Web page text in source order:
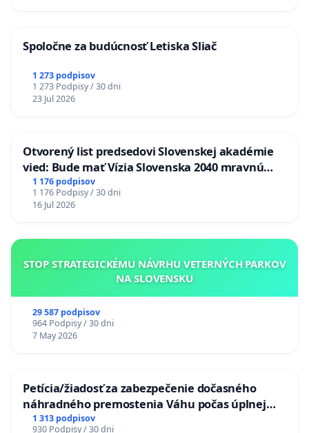
Spoločne za budúcnosť Letiska Sliač
1 273 podpisov
1 273 Podpisy / 30 dni
23 Jul 2026
Otvorený list predsedovi Slovenskej akadémie
vied: Bude mať Vízia Slovenska 2040 mravnú
chrbticu?
1 176 podpisov
1 176 Podpisy / 30 dni
16 Jul 2026
STOP STRATEGICKÉMU NÁVRHU VETERNÝCH PARKOV
NA SLOVENSKU
29 587 podpisov
964 Podpisy / 30 dni
7 May 2026
Petícia/žiadosť za zabezpečenie dočasného
náhradného premostenia Váhu počas úplnej
uzávery Vážskeho mosta v Komárne
1 313 podpisov
930 Podpisy / 30 dni